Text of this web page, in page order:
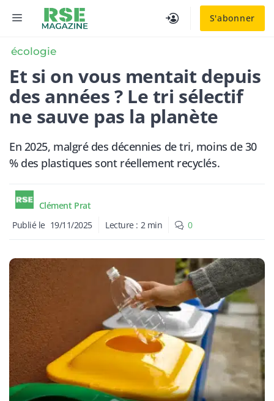
S'abonner
MENU
écologie
Et si on vous mentait depuis
des années ? Le tri sélectif
ne sauve pas la planète
En 2025, malgré des décennies de tri, moins de 30
% des plastiques sont réellement recyclés.
Clément Prat
Publié le 19/11/2025 Lecture : 2 min 0